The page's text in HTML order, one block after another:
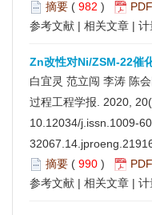
摘要 ( 982 ) PDF
参考文献 | 相关文章 | 计
Zn改性对Ni/ZSM-22催
白宜灵 范立闯 李涛 陈
过程工程学报. 2020,
10.12034/j.issn.1009-
摘要 ( 990 ) PDF
参考文献 | 相关文章 | 计